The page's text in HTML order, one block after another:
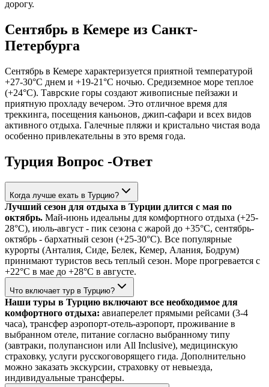
дорогу.
Сентябрь в Кемере из Санкт-
Петербурга
Сентябрь в Кемере характеризуется приятной температурой
+27-30°C днем и +19-21°C ночью. Средиземное море теплое
(+24°C). Таврские горы создают живописные пейзажи и
приятную прохладу вечером. Это отличное время для
треккинга, посещения каньонов, джип-сафари и всех видов
активного отдыха. Галечные пляжи и кристально чистая вода
особенно привлекательны в это время года.
Турция Вопрос -Ответ
Когда лучше ехать в Турцию?
Лучший сезон для отдыха в Турции длится с мая по
октябрь. Май-июнь идеальны для комфортного отдыха (+25-
28°C), июль-август - пик сезона с жарой до +35°C, сентябрь-
октябрь - бархатный сезон (+25-30°C). Все популярные
курорты (Анталия, Сиде, Белек, Кемер, Алания, Бодрум)
принимают туристов весь теплый сезон. Море прогревается с
+22°C в мае до +28°C в августе.
Что включает тур в Турцию?
Наши туры в Турцию включают все необходимое для
комфортного отдыха: авиаперелет прямыми рейсами (3-4
часа), трансфер аэропорт-отель-аэропорт, проживание в
выбранном отеле, питание согласно выбранному типу
(завтраки, полупансион или All Inclusive), медицинскую
страховку, услуги русскоговорящего гида. Дополнительно
можно заказать экскурсии, страховку от невыезда,
индивидуальные трансферы.